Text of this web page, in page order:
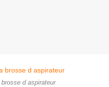
d aspirateur